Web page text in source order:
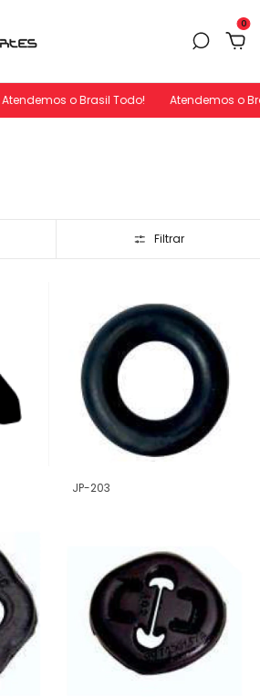
0
Atendemos o Brasil Todo! Atendemos o
Filtrar
JP-203